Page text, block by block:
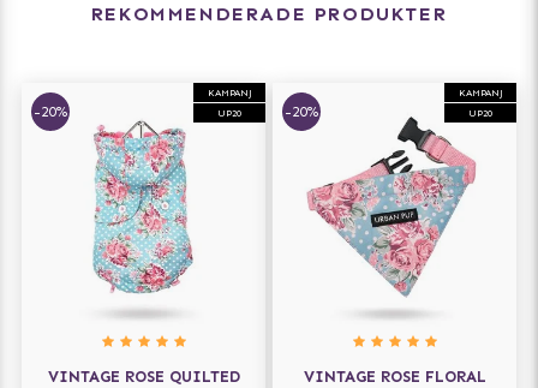
REKOMMENDERADE PRODUKTER
KAMPANJ
UP20
-20%
VINTAGE ROSE QUILTED
KAMPANJ
UP20
-20%
VINTAGE ROSE FLORAL